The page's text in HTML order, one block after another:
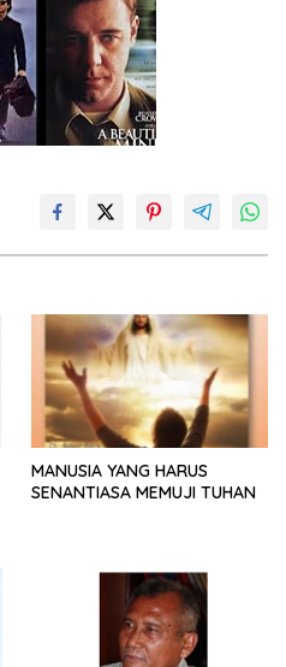
MANUSIA YANG HARUS
SENANTIASA MEMUJI TUHAN